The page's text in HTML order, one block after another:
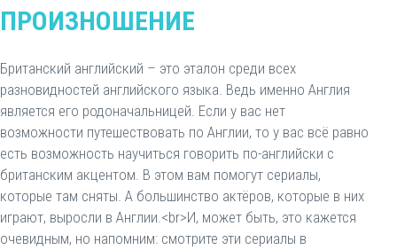
ПРОИЗНОШЕНИЕ
Британский английский – это эталон среди всех
разновидностей английского языка. Ведь именно Англия
является его родоначальницей. Если у вас нет
возможности путешествовать по Англии, то у вас всё равно
есть возможность научиться говорить по-английски с
британским акцентом. В этом вам помогут сериалы,
которые там сняты. А большинство актёров, которые в них
играют, выросли в Англии.<br>И, может быть, это кажется
очевидным, но напомним: смотрите эти сериалы в